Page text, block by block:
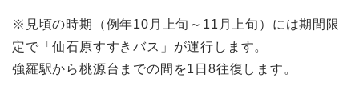
※見頃の時期（例年10月上旬～11月上旬）には期間限
定で「仙石原すすきバス」が運行します。
強羅駅から桃源台までの間を1日8往復します。